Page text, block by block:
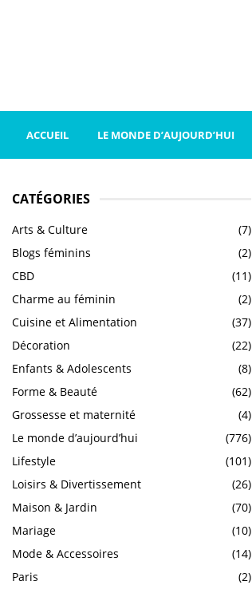
ACCUEIL LE MONDE D’AUJOURD’HUI
CATÉGORIES
Arts & Culture
(7)
Blogs féminins
(2)
CBD
(11)
Charme au féminin
(2)
Cuisine et Alimentation
(37)
Décoration
(22)
Enfants & Adolescents
(8)
Forme & Beauté
(62)
Grossesse et maternité
(4)
Le monde d’aujourd’hui
(776)
Lifestyle
(101)
Loisirs & Divertissement
(26)
Maison & Jardin
(70)
Mariage
(10)
Mode & Accessoires
(14)
Paris
(2)